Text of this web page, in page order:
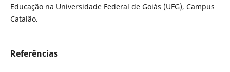
Educação na Universidade Federal de Goiás (UFG), Campus
Catalão.
Referências